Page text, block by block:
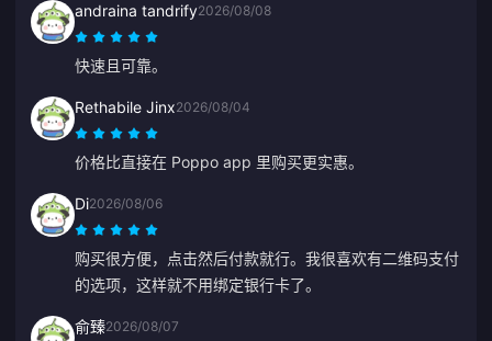
andraina tandrify2026/08/08
快速且可靠。
Rethabile Jinx2026/08/04
价格比直接在 Poppo app 里购买更实惠。
Di2026/08/06
购买很方便，点击然后付款就行。我很喜欢有二维码支付
的选项，这样就不用绑定银行卡了。
俞臻2026/08/07